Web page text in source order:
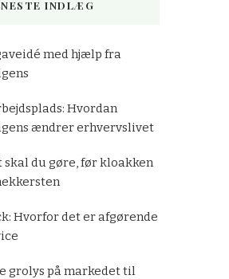
INDLÆG
med hjælp fra
Hvordan
ændrer erhvervslivet
skal du gøre, før kloakken
Hvorfor det er afgørende
grolys på markedet til